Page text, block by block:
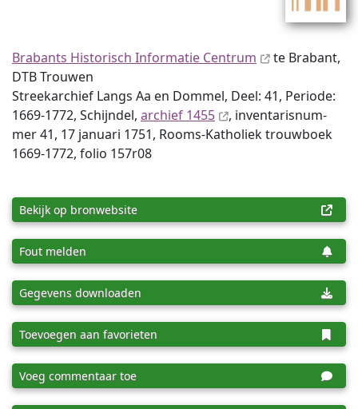
Brabants Historisch Informatie Centrum
te Brabant,
DTB Trouwen
Streekarchief Langs Aa en Dommel, Deel: 41, Periode:
1669-1772, Schijndel, archief 1455
, inventaris­num­
mer 41, 17 januari 1751, Rooms-Katholiek trouwboek
1669-1772, folio 157r08
Bekijk op bronwebsite
Fout melden
Gegevens downloaden
Toevoegen aan favorieten
Voeg commentaar toe